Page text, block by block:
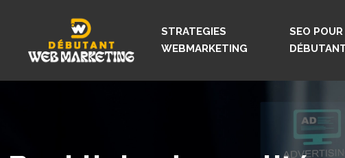
STRATEGIES
WEBMARKETING
SEO POUR